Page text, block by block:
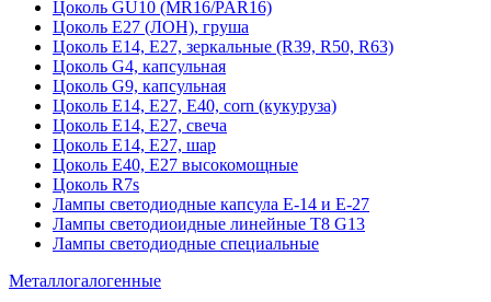
Цоколь GU10 (MR16/PAR16)
Цоколь Е27 (ЛОН), груша
Цоколь Е14, Е27, зеркальные (R39, R50, R63)
Цоколь G4, капсульная
Цоколь G9, капсульная
Цоколь Е14, Е27, Е40, corn (кукуруза)
Цоколь Е14, Е27, свеча
Цоколь Е14, Е27, шар
Цоколь Е40, Е27 высокомощные
Цоколь R7s
Лампы светодиодные капсула Е-14 и Е-27
Лампы светодиоидные линейные T8 G13
Лампы светодиодные специальные
Металлогалогенные